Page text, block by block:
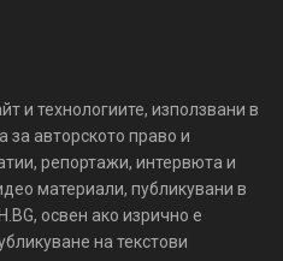
и технологиите, използвани в
за авторското право и
репортажи, интервюта и
материали, публикувани в
освен ако изрично е
на текстови